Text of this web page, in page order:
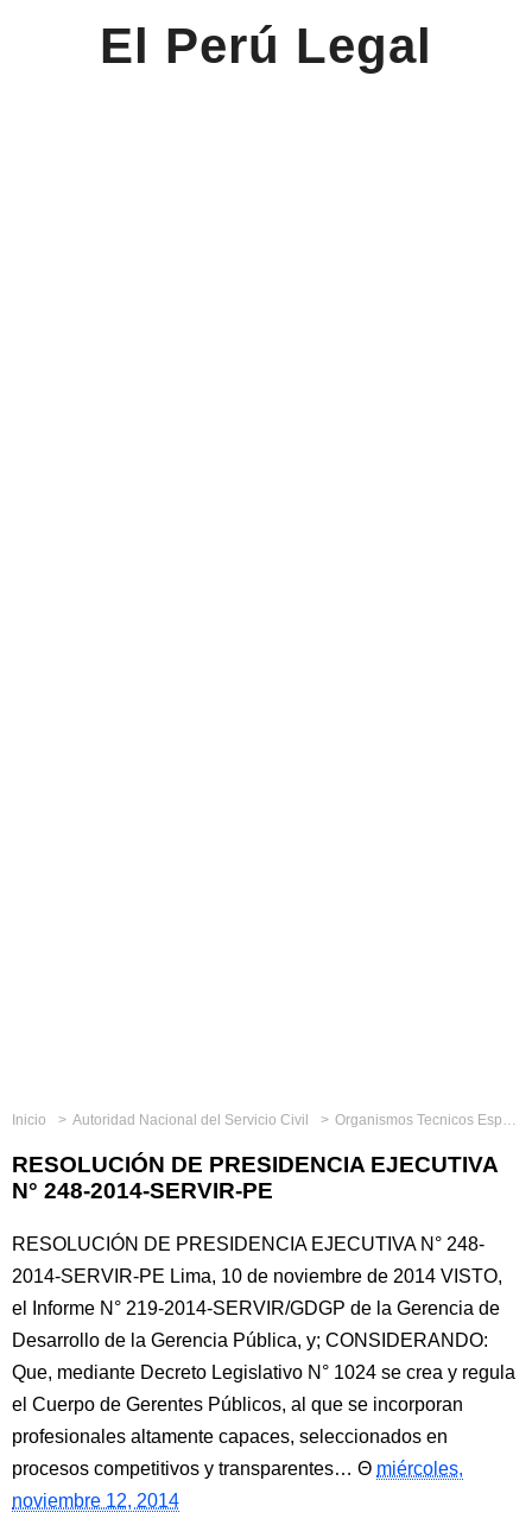
El Perú Legal
Inicio Autoridad Nacional del Servicio Civil Organismos Tecnicos Especializados
RESOLUCIÓN DE PRESIDENCIA EJECUTIVA
N° 248-2014-SERVIR-PE
RESOLUCIÓN DE PRESIDENCIA EJECUTIVA N° 248-
2014-SERVIR-PE Lima, 10 de noviembre de 2014 VISTO,
el Informe N° 219-2014-SERVIR/GDGP de la Gerencia de
Desarrollo de la Gerencia Pública, y; CONSIDERANDO:
Que, mediante Decreto Legislativo N° 1024 se crea y regula
el Cuerpo de Gerentes Públicos, al que se incorporan
profesionales altamente capaces, seleccionados en
procesos competitivos y transparentes…
miércoles,
noviembre 12, 2014